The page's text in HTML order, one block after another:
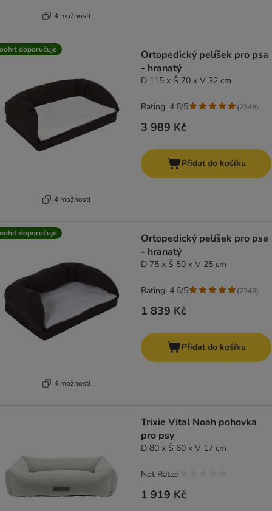
4 možností
doporučuje
4 možností
Ortopedický pelíšek pro psa
- hranatý
D 115 x Š 70 x V 32 cm
3 989 Kč
Rating: 4.6/5 (2346)
Přidat do košíku
doporučuje
4 možností
Ortopedický pelíšek pro psa
- hranatý
D 75 x Š 50 x V 25 cm
1 839 Kč
Rating: 4.6/5 (2346)
Přidat do košíku
Trixie Vital Noah pohovka
pro psy
D 80 x Š 60 x V 17 cm
1 919 Kč
Not Rated